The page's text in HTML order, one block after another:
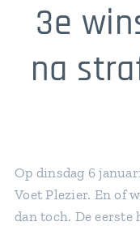
3e
na
Op dinsdag 6
Voet Plezier. En of
dan toch. De